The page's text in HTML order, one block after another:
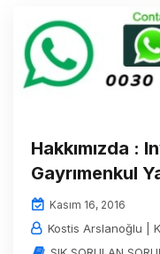
Hakkımızda :
Gayrımenkul
Kasım 16, 2016
Kostis Arslanoğlu |